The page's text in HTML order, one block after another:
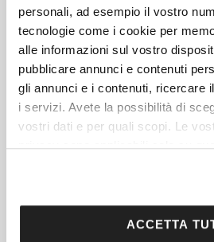
personali, ad esempio il vostro
tecnologie come i cookie per
alle informazioni sul vostro
pubblicare annunci e contenuti
gli annunci e i contenuti, ricercare
i servizi. Avete la possibilità di
vostri dati e per quali scopi. Le
privacy sono applicabili solo su
modificare o revocare il proprio
momento dalla Dichiarazione sui
sull'icona di attivazione della
ACCETTA
muscoli, ossa, cuore o
Crema Alla Calendula: La Mia
Italia
Nel mio percorso di